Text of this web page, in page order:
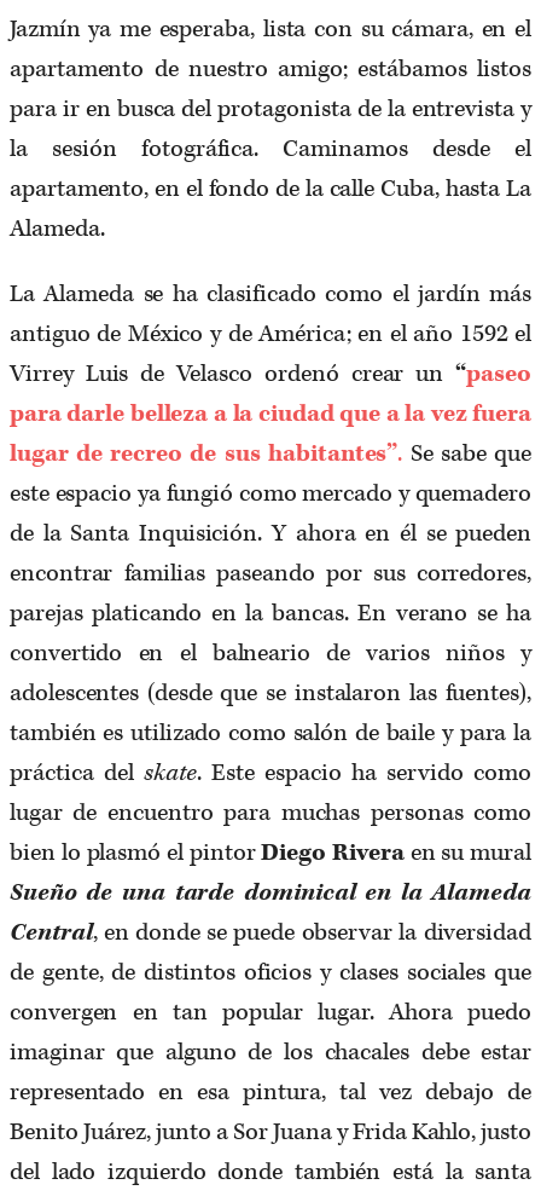
Jazmín ya me esperaba, lista con su cámara, en el
apartamento de nuestro amigo; estábamos listos
para ir en busca del protagonista de la entrevista y
la sesión fotográfica. Caminamos desde el
apartamento, en el fondo de la calle Cuba, hasta La
Alameda.
La Alameda se ha clasificado como el jardín más
antiguo de México y de América; en el año 1592 el
Virrey Luis de Velasco ordenó crear un“paseo
para darle belleza a la ciudad que a la vez fuera
lugar de recreo de sus habitantes”. Se sabe que
este espacio ya fungió como mercado y quemadero
de la Santa Inquisición. Y ahora en él se pueden
encontrar familias paseando por sus corredores,
parejas platicando en la bancas. En verano se ha
convertido en el balneario de varios niños y
adolescentes (desde que se instalaron las fuentes),
también es utilizado como salón de baile y para la
práctica delskate. Este espacio ha servido como
lugar de encuentro para muchas personas como
bien lo plasmó el pintorDiego Riveraen su mural
Sueño de una tarde dominical en la Alameda
Central, en donde se puede observar la diversidad
de gente, de distintos oficios y clases sociales que
convergen en tan popular lugar. Ahora puedo
imaginar que alguno de los chacales debe estar
representado en esa pintura, tal vez debajo de
Benito Juárez, junto a Sor Juana y Frida Kahlo, justo
del lado izquierdo donde también está la santa